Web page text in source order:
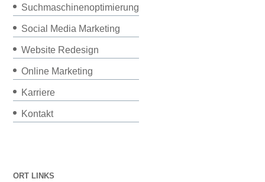
Suchmaschinenoptimierung
Social Media Marketing
Website Redesign
Online Marketing
Karriere
Kontakt
ORT LINKS